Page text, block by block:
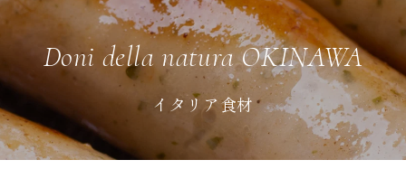
Doni della natura OKINAWA
イタリア食材